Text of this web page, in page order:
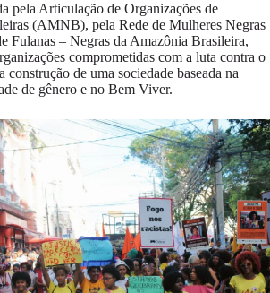
pela Articulação de Organizações de
(AMNB), pela Rede de Mulheres Negras
Fulanas – Negras da Amazônia Brasileira,
comprometidas com a luta contra o
construção de uma sociedade baseada na
de gênero e no Bem Viver.